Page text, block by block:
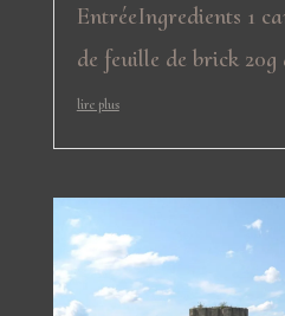
EntréeIngredients 1
de feuille de brick 20g
lire plus